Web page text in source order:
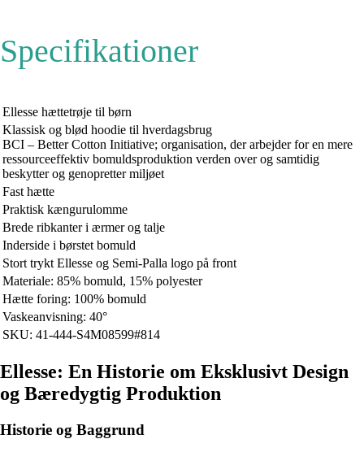
Specifikationer
Ellesse hættetrøje til børn
Klassisk og blød hoodie til hverdagsbrug
BCI – Better Cotton Initiative; organisation, der arbejder for en mere
ressourceeffektiv bomuldsproduktion verden over og samtidig
beskytter og genopretter miljøet
Fast hætte
Praktisk kængurulomme
Brede ribkanter i ærmer og talje
Inderside i børstet bomuld
Stort trykt Ellesse og Semi-Palla logo på front
Materiale: 85% bomuld, 15% polyester
Hætte foring: 100% bomuld
Vaskeanvisning: 40°
SKU: 41-444-S4M08599#814
Ellesse: En Historie om Eksklusivt Design
og Bæredygtig Produktion
Historie og Baggrund